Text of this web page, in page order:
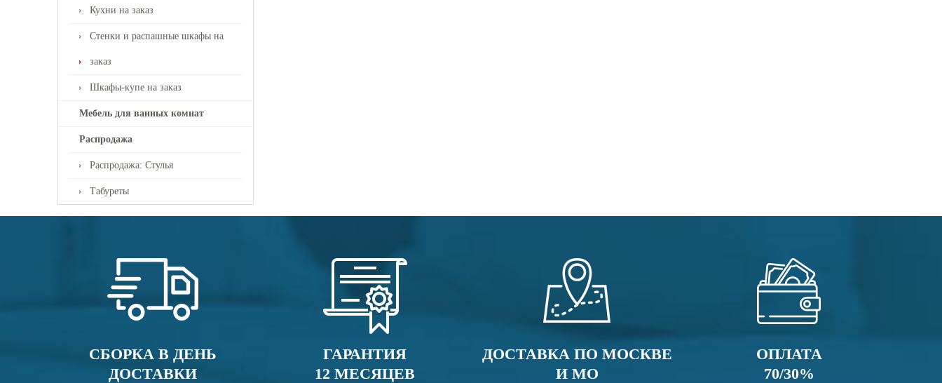
Кухни на заказ
Стенки и распашные шкафы на
заказ
Шкафы-купе на заказ
Мебель для ванных комнат
Распродажа
Распродажа: Стулья
Табуреты
СБОРКА В ДЕНЬ
ДОСТАВКИ
ГАРАНТИЯ
12 МЕСЯЦЕВ
ДОСТАВКА ПО МОСКВЕ
И МО
ОПЛАТА
70/30%